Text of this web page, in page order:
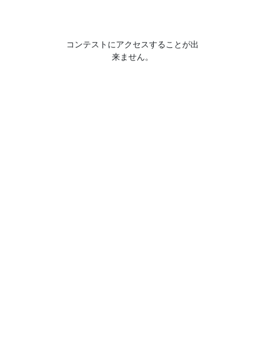
コンテストにアクセスすることが出
来ません。